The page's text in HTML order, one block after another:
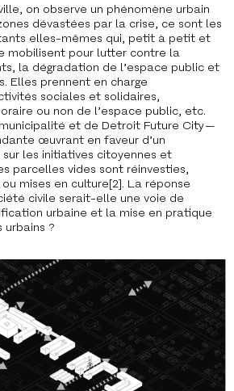
on observe un phénomène urbain
dévastées par la crise, ce sont les
elles-mêmes qui, petit à petit et
mobilisent pour lutter contre la
la dégradation de l’espace public et
Elles prennent en charge
sociales et solidaires,
ou non de l’espace public, etc.
et de Detroit Future City —
œuvrant en faveur d’un
les initiatives citoyennes et
parcelles vides sont réinvesties,
mises en culture[2]. La réponse
civile serait-elle une voie de
urbaine et la mise en pratique
urbains ?